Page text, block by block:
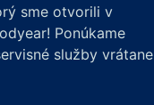
sme otvorili v
Ponúkame
služby vrátane